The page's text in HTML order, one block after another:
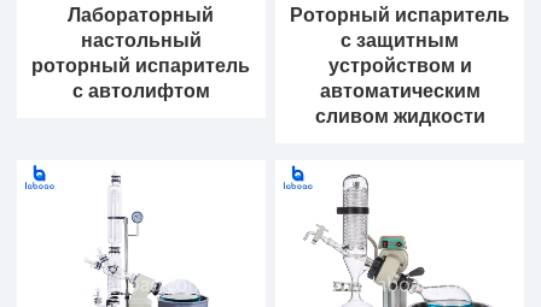
Лабораторный
настольный
роторный испаритель
с автолифтом
Роторный испаритель
с защитным
устройством и
автоматическим
сливом жидкости